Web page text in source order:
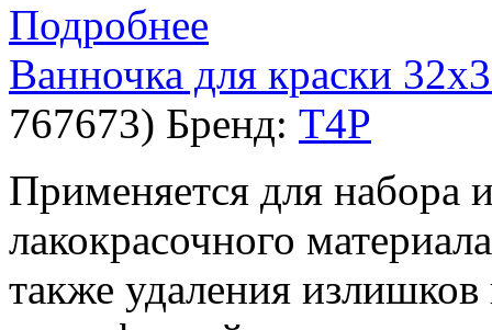
Подробнее
Ванночка для краски
767673) Бренд: T4P
Применяется для набора
лакокрасочного
также удаления